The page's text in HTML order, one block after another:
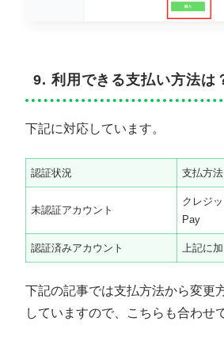
9. 利用できる支払い方法は
下記に対応しています。
認証状況 支払方法
未認証アカウント
クレジ
Pay
認証済みアカウント 上記に
下記の記事では支払方法から変更
していますので、こちらも合わせ